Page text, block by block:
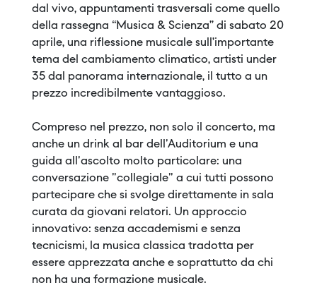
dal vivo, appuntamenti trasversali come quello
della rassegna “Musica & Scienza” di sabato 20
aprile, una riflessione musicale sull’importante
tema del cambiamento climatico, artisti under
35 dal panorama internazionale, il tutto a un
prezzo incredibilmente vantaggioso.
Compreso nel prezzo, non solo il concerto, ma
anche un drink al bar dell'Auditorium e una
guida all'ascolto molto particolare: una
conversazione "collegiale" a cui tutti possono
partecipare che si svolge direttamente in sala
curata da giovani relatori. Un approccio
innovativo: senza accademismi e senza
tecnicismi, la musica classica tradotta per
essere apprezzata anche e soprattutto da chi
non ha una formazione musicale.